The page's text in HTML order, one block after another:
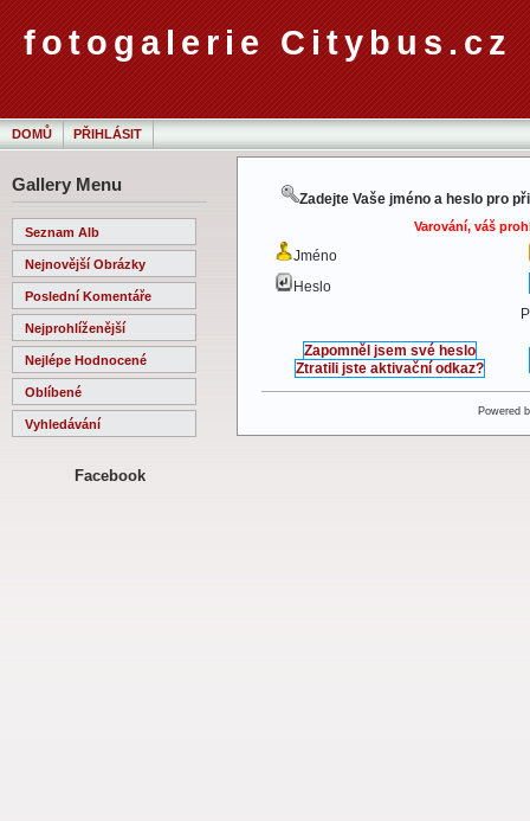
fotogalerie Citybus.cz
DOMŮ PŘIHLÁSIT
Gallery Menu
Seznam Alb
Nejnovější Obrázky
Poslední Komentáře
Nejprohlíženější
Nejlépe Hodnocené
Oblíbené
Vyhledávání
Facebook
Zadejte Vaše jméno a heslo pro
Varování, váš
Jméno
Heslo
Zapomněl jsem své heslo
Ztratili jste aktivační odkaz?
Powered